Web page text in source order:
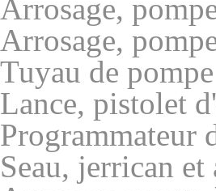
Arrosage,
Arrosage,
Tuyau de
Lance, pistolet
Programmateur
Seau, jerrican